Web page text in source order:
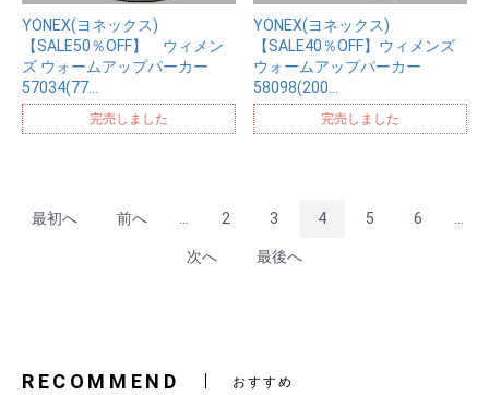
YONEX(ヨネックス)
【SALE50％OFF】 ウィメン
ズ ウォームアップパーカー
57034(77…
完売しました
YONEX(ヨネックス)
【SALE40％OFF】ウィメンズ
ウォームアップパーカー
58098(200…
完売しました
最初へ 前へ 2 3 4 5 6
次へ 最後へ
RECOMMEND おすすめ